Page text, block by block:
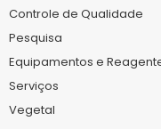
Controle de Qualidade
Pesquisa
Equipamentos e
Serviços
Vegetal